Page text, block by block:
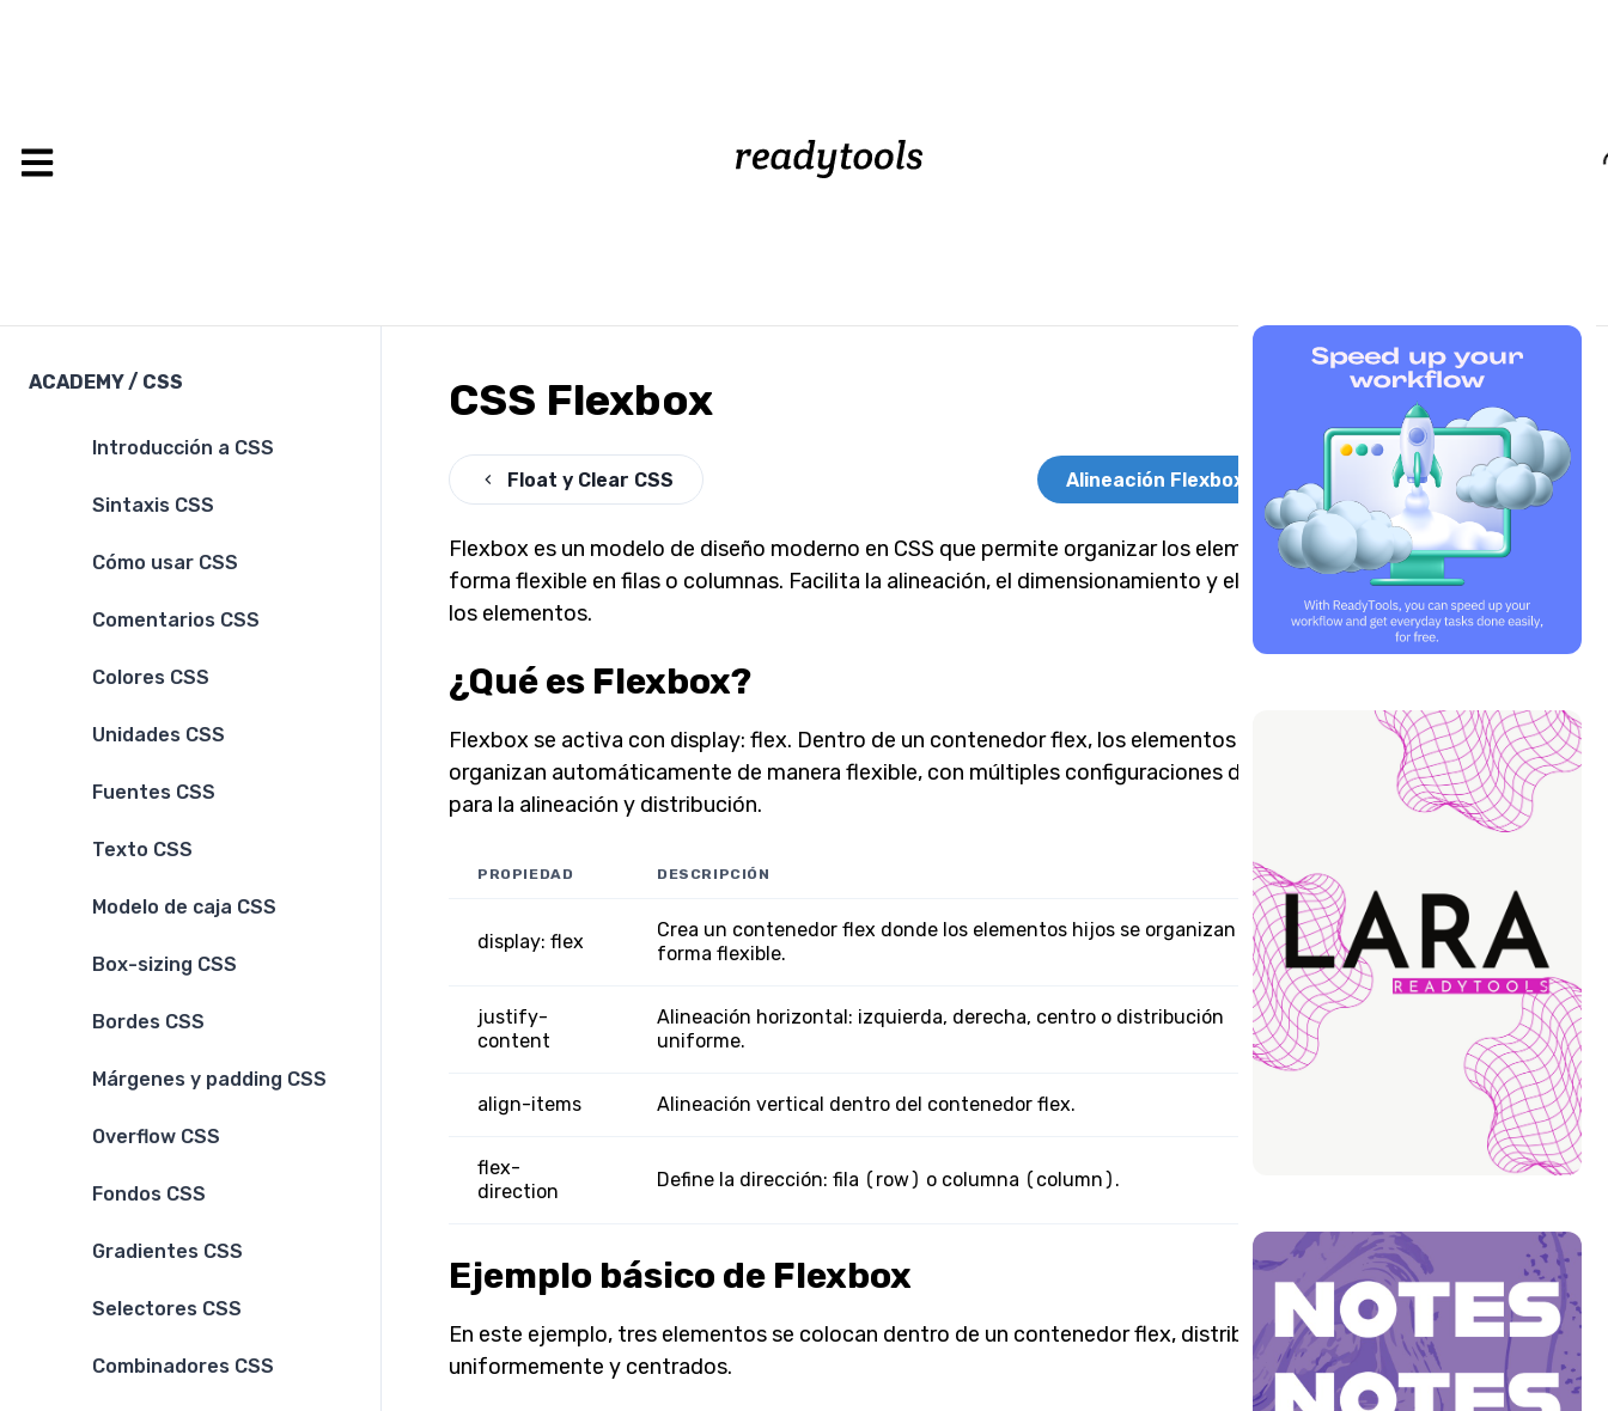
ACADEMY/ CSS
Introducción a CSS
Sintaxis CSS
Cómo usar CSS
Comentarios CSS
Colores CSS
Unidades CSS
Fuentes CSS
Texto CSS
Modelo de caja CSS
Box-sizing CSS
Bordes CSS
Márgenes y padding CSS
Overflow CSS
Fondos CSS
Gradientes CSS
Selectores CSS
Combinadores CSS
CSS Flexbox
Float y Clear CSS Alineación Flexbox CSS
Flexbox es un modelo de diseño moderno en CSS que permite organizar los elementos de
forma flexible en filas o columnas. Facilita la alineación, el dimensionamiento y el orden de
los elementos.
¿Qué es Flexbox?
Flexbox se activa con display: flex. Dentro de un contenedor flex, los elementos se
organizan automáticamente de manera flexible, con múltiples configuraciones disponibles
para la alineación y distribución.
PROPIEDAD DESCRIPCIÓN
display: flex
Crea un contenedor flex donde los elementos hijos se organizan de
forma flexible.
justify-
content
Alineación horizontal: izquierda, derecha, centro o distribución
uniforme.
align-items Alineación vertical dentro del contenedor flex.
flex-
direction
Define la dirección: fila (row) o columna (column).
Ejemplo básico de Flexbox
En este ejemplo, tres elementos se colocan dentro de un contenedor flex, distribuidos
uniformemente y centrados.